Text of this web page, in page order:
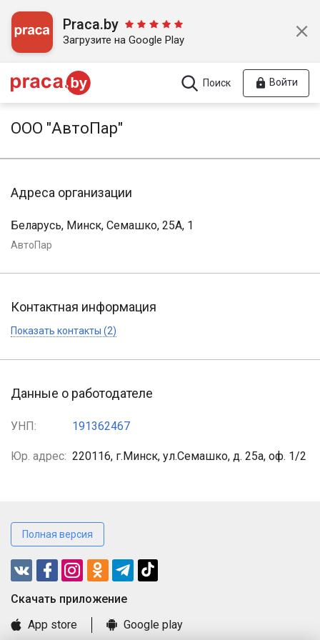
Praca.by
Загрузите на Google Play
Поиск Войти
ООО "АвтоПар"
Адреса организации
Беларусь, Минск, Семашко, 25А, 1
АвтоПар
Контактная информация
Показать контакты (2)
Данные о работодателе
УНП: 191362467
Юр. адрес: 220116, г.Минск, ул.Семашко, д. 25а, оф. 1/2
Полная версия
Cкачать приложение
App store
Google play